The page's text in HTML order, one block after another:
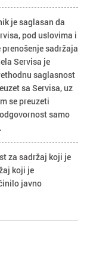
je saglasan da
pod uslovima i
sadržaja
Servisa je
saglasnost
sa Servisa, uz
se preuzeti
samo
za sadržaj koji je
koji je
javno